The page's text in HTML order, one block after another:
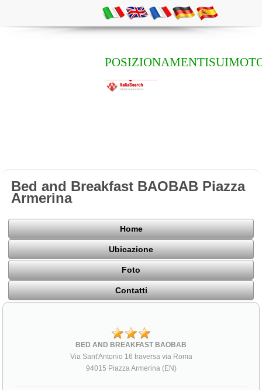
Bed and Breakfast BAOBAB Piazza
Armerina
Home
Ubicazione
Foto
Contatti
BED AND BREAKFAST BAOBAB
Via Sant'Antonio 16 traversa via Roma
94015 Piazza Armerina (EN)